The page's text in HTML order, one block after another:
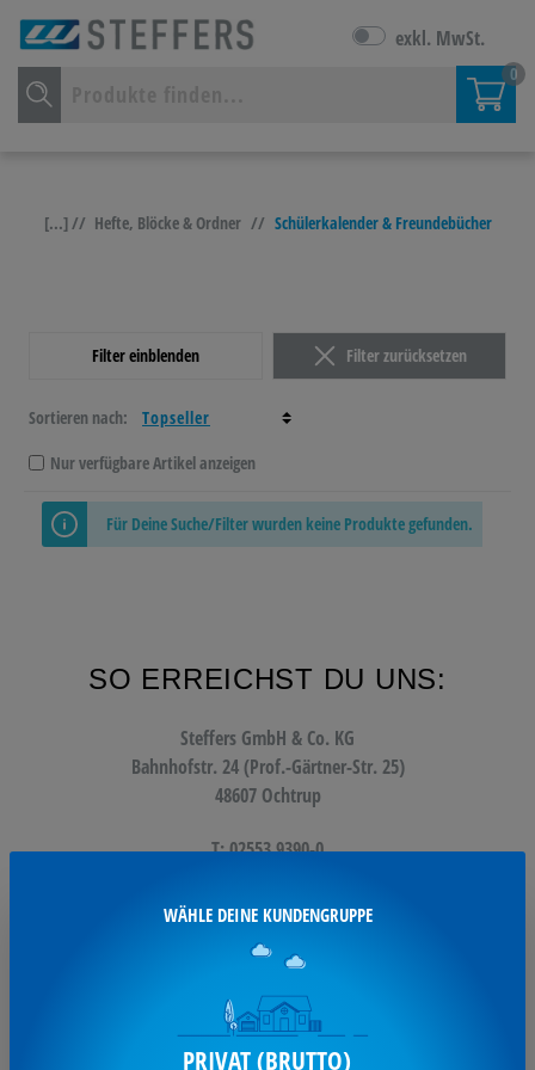
exkl. MwSt.
0
[...] // Hefte, Blöcke & Ordner // Schülerkalender & Freundebücher
Filter einblenden Filter zurücksetzen
Sortieren nach:
Nur verfügbare Artikel anzeigen
Für Deine Suche/Filter wurden keine Produkte gefunden.
SO ERREICHST DU UNS:
Steffers GmbH & Co. KG
Bahnhofstr. 24 (Prof.-Gärtner-Str. 25)
48607 Ochtrup
T: 02553 9390-0
info@steffers.de
UNSERE SERVICES:
WÄHLE DEINE KUNDENGRUPPE
PRIVAT (BRUTTO)